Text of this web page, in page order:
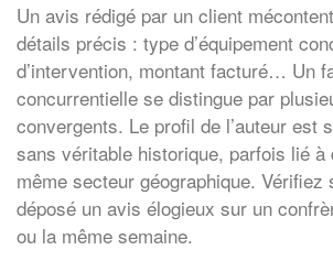
Un avis rédigé par un client
détails précis : type d’équipement
d’intervention, montant facturé… Un
concurrentielle se distingue par
convergents. Le profil de l’auteur est
sans véritable historique, parfois lié à
même secteur géographique. Vérifiez
déposé un avis élogieux sur un
ou la même semaine.